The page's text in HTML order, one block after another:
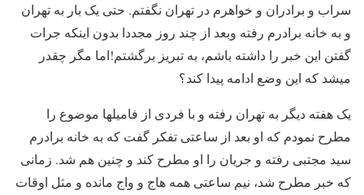
سراب و برادران و خواهرم در تهران نگفتم. حتی یک بار به تهران
و به خانه برادرم رفته وبعد از چند روز مجددا بدون اینکه جرات
گفتن این خبر را داشته باشم، به تبریز برگشتم!اما مگر چقدر
میشد که این وضع ادامه پیدا کند؟
یک هفته دیگر به تهران رفته و با فردی از فامیلها موضوع را
مطرح نمودم که او بعد از ساعتی تفکر گفت که به خانه برادرم
سید مجتبی رفته و جریان را او مطرح کند و چنین هم شد. زمانی
که خبر مطرح شد، نیم ساعتی همه هاج و واج مانده و مثل اوقات